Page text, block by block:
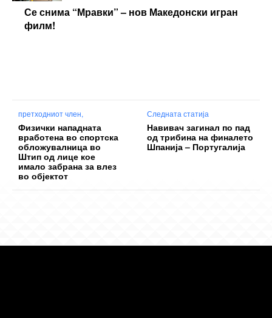
Се снима “Мравки” – нов Македонски игран
филм!
претходниот член,
Физички нападната
вработена во спортска
обложувалница во
Штип од лице кое
имало забрана за влез
во објектот
Следната статија
Навивач загинал по пад
од трибина на финалето
Шпанија – Португалија